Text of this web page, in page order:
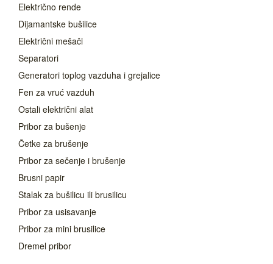
Električno rende
Dijamantske bušilice
Električni mešači
Separatori
Generatori toplog vazduha i grejalice
Fen za vruć vazduh
Ostali električni alat
Pribor za bušenje
Četke za brušenje
Pribor za sečenje i brušenje
Brusni papir
Stalak za bušilicu ili brusilicu
Pribor za usisavanje
Pribor za mini brusilice
Dremel pribor